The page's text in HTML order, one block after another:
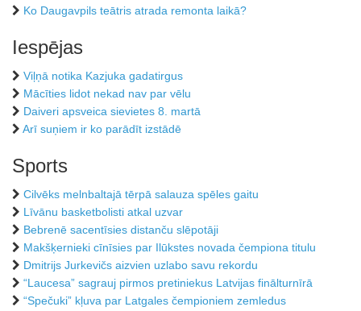
Ko Daugavpils teātris atrada remonta laikā?
Iespējas
Viļņā notika Kazjuka gadatirgus
Mācīties lidot nekad nav par vēlu
Daiveri apsveica sievietes 8. martā
Arī suņiem ir ko parādīt izstādē
Sports
Cilvēks melnbaltajā tērpā salauza spēles gaitu
Līvānu basketbolisti atkal uzvar
Bebrenē sacentīsies distanču slēpotāji
Makšķernieki cīnīsies par Ilūkstes novada čempiona titulu
Dmitrijs Jurkevičs aizvien uzlabo savu rekordu
“Laucesa” sagrauj pirmos pretiniekus Latvijas finālturnīrā
“Spečuki” kļuva par Latgales čempioniem zemledus